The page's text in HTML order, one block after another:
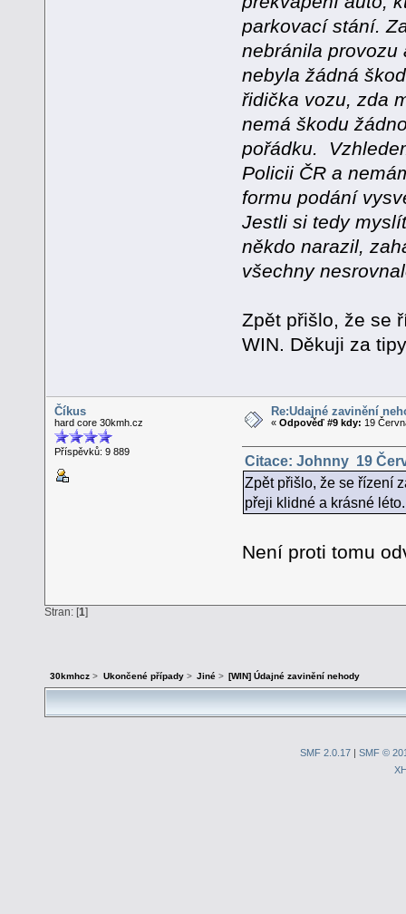
parkovací stání.
nebránila provozu
nebyla žádná
řidička vozu, zda
nemá škodu
pořádku.
Policii ČR a
formu podání
Jestli si tedy
někdo narazil,
všechny
Zpět přišlo, že se
WIN. Děkuji za
Číkus
hard core 30kmh.cz
Příspěvků: 9 889
Re:Údajné zavinění
«Odpověď #9 kdy: 19
Citace: Johnny 19
Zpět přišlo, že se řízení
přeji klidné a krásné léto.
Není proti tomu
Stran: [1]
30kmhcz > Ukončené případy> Jiné> [WIN] Údajné zavinění nehody
SMF 2.0.17| SMF ©